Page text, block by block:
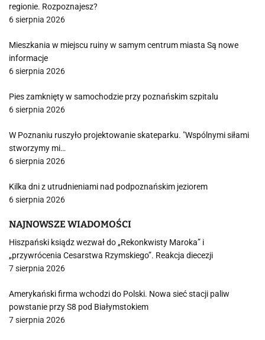
regionie. Rozpoznajesz?
6 sierpnia 2026
Mieszkania w miejscu ruiny w samym centrum miasta Są nowe
informacje
6 sierpnia 2026
Pies zamknięty w samochodzie przy poznańskim szpitalu
6 sierpnia 2026
W Poznaniu ruszyło projektowanie skateparku. "Wspólnymi siłami
stworzymy mi…
6 sierpnia 2026
Kilka dni z utrudnieniami nad podpoznańskim jeziorem
6 sierpnia 2026
NAJNOWSZE WIADOMOŚCI
Hiszpański ksiądz wezwał do „Rekonkwisty Maroka” i
„przywrócenia Cesarstwa Rzymskiego”. Reakcja diecezji
7 sierpnia 2026
Amerykański firma wchodzi do Polski. Nowa sieć stacji paliw
powstanie przy S8 pod Białymstokiem
7 sierpnia 2026